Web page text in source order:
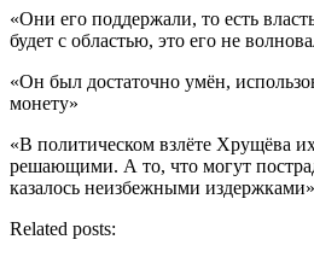
«Они его поддержали, то есть
будет с областью, это его не
«Он был достаточно умён,
монету»
«В политическом взлёте Хрущёва
решающими. А то, что могут
казалось неизбежными издержками»
Related posts: